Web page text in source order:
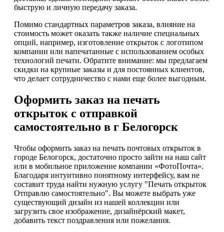
быструю и личную передачу заказа.
Помимо стандартных параметров заказа, влияние на
стоимость может оказать также наличие специальных
опций, например, изготовление открыток с логотипом
компании или напечатанные с использованием особых
технологий печати. Обратите внимание: мы предлагаем
скидки на крупные заказы и для постоянных клиентов,
что делает сотрудничество с нами еще более выгодным.
Оформить заказ на печать
открыток с отправкой
самостоятельно в г Белогорск
Чтобы оформить заказ на печать почтовых открыток в
городе Белогорск, достаточно просто зайти на наш сайт
или в мобильное приложение компании «ФотоПочта».
Благодаря интуитивно понятному интерфейсу, вам не
составит труда найти нужную услугу "Печать открыток
Отправлю самостоятельно". Вы можете выбрать уже
существующий дизайн из нашей коллекции или
загрузить свое изображение, дизайнёрский макет,
добавить текст поздравления или пожелания.